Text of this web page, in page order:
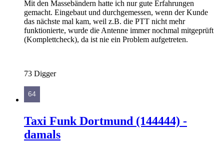
Mit den Massebändern hatte ich nur gute Erfahrungen
gemacht. Eingebaut und durchgemessen, wenn der Kunde
das nächste mal kam, weil z.B. die PTT nicht mehr
funktionierte, wurde die Antenne immer nochmal mitgeprüft
(Komplettcheck), da ist nie ein Problem aufgetreten.
73 Digger
Taxi Funk Dortmund (144444) -
damals